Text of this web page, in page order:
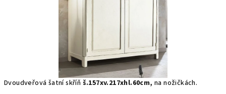
Dvoudveřová šatní skříň š.157xv.217xhl.60cm,na nožičkách.